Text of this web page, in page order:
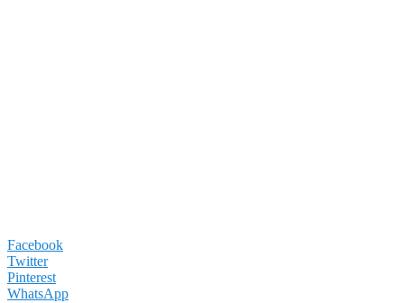
Facebook
Twitter
Pinterest
WhatsApp